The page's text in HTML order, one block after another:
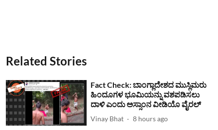
Related Stories
Fact Check: ಬಾಂಗ್ಲಾದೇಶದ ಮುಸ್ಲಿಮರು
ಹಿಂದೂಗಳ ಭೂಮಿಯನ್ನು ವಶಪಡಿಸಲು
ದಾಳಿ ಎಂದು ಅಸ್ಸಾಂನ ವೀಡಿಯೊ ವೈರಲ್
Vinay Bhat 8 hours ago